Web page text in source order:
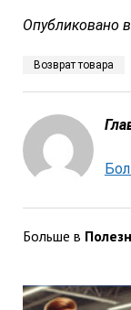
Опубликовано в
Возврат товара
Больше в